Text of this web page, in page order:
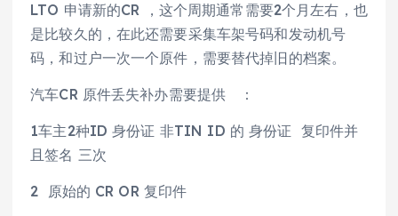
LTO 申请新的CR ，这个周期通常需要2个月左右，也
是比较久的，在此还需要采集车架号码和发动机号
码，和过户一次一个原件，需要替代掉旧的档案。
汽车CR 原件丢失补办需要提供 ：
1车主2种ID 身份证 非TIN ID 的 身份证 复印件并
且签名 三次
2 原始的 CR OR 复印件